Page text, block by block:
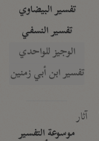
تفسير البيضاوي
تفسير النسفي
الوجيز للواحدي
تفسير ابن أبي زمنين
آثار
موسوعة التفسير